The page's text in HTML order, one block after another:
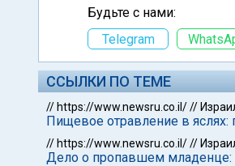
Будьте с нами:
Telegram
ССЫЛКИ ПО ТЕМЕ
// https://www.newsru.co.il///
Пищевое отравление в
// https://www.newsru.co.il///
Дело о пропавшем младенце: